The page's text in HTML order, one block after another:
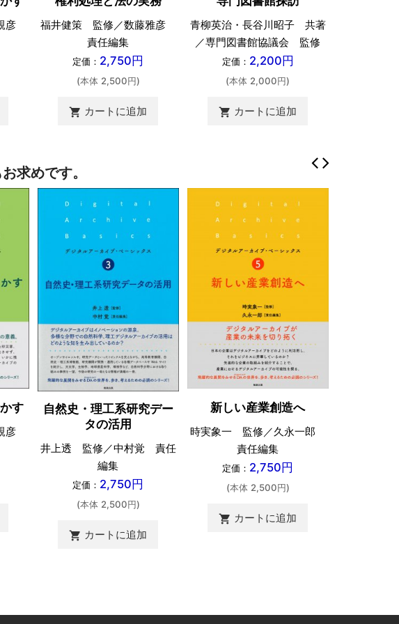
彦
福井健策 監修／数藤雅彦
責任編集
定価： 2,750円
(本体 2,500円)
shopping_cart カートに追加
青柳英治・長谷川昭子 共著
／専門図書館協議会 監修
定価： 2,200円
(本体 2,000円)
shopping_cart カートに追加
求めです。
す
彦
自然史・理工系研究デー
タの活用
井上透 監修／中村覚 責任
編集
定価： 2,750円
(本体 2,500円)
shopping_cart カートに追加
新しい産業創造へ
時実象一 監修／久永一郎
責任編集
定価： 2,750円
(本体 2,500円)
shopping_cart カートに追加